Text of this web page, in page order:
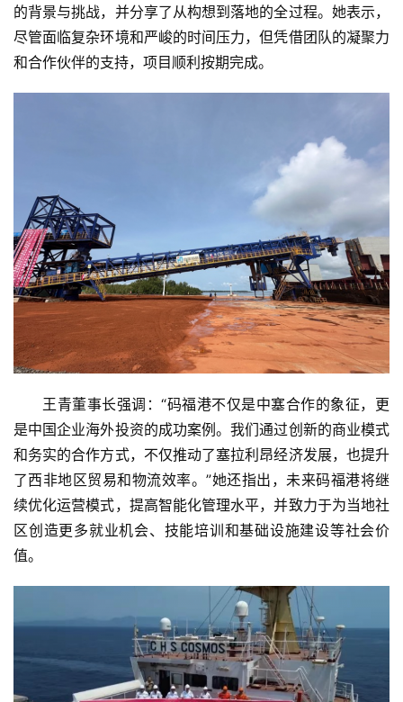
的背景与挑战，并分享了从构想到落地的全过程。她表示，
尽管面临复杂环境和严峻的时间压力，但凭借团队的凝聚力
和合作伙伴的支持，项目顺利按期完成。
王青董事长强调：“码福港不仅是中塞合作的象征，更
是中国企业海外投资的成功案例。我们通过创新的商业模式
和务实的合作方式，不仅推动了塞拉利昂经济发展，也提升
了西非地区贸易和物流效率。”她还指出，未来码福港将继
续优化运营模式，提高智能化管理水平，并致力于为当地社
区创造更多就业机会、技能培训和基础设施建设等社会价
值。